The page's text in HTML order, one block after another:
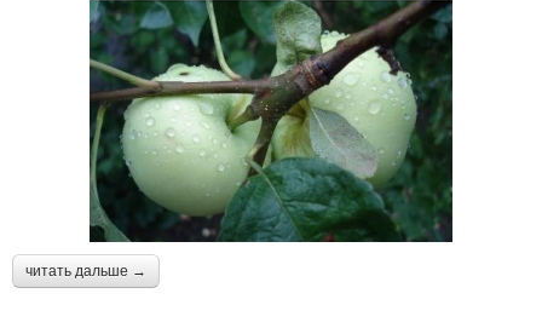
читать дальше →